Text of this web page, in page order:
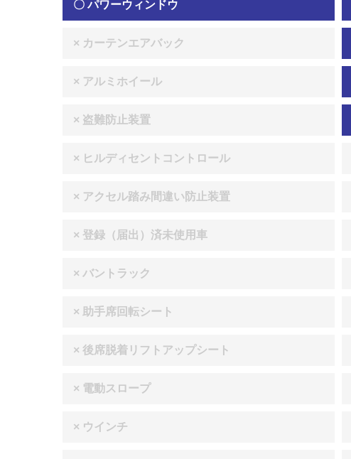
〇 パワーウィンドウ
× カーテンエアバック
× アルミホイール
× 盗難防止装置
× ヒルディセントコントロール
× アクセル踏み間違い防止装置
× 登録（届出）済未使用車
× バントラック
× 助手席回転シート
× 後席脱着リフトアップシート
× 電動スロープ
× ウインチ